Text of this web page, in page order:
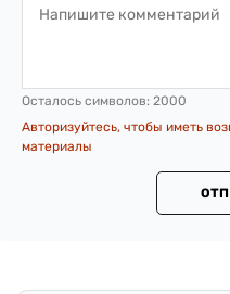
Осталось символов: 2000
Авторизуйтесь, чтобы иметь
материалы